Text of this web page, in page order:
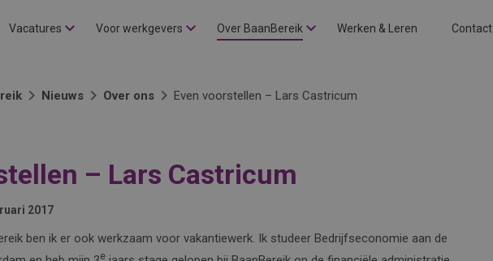
Vacatures Voor werkgevers Over BaanBereik Werken & Leren Contact
Nieuws Over ons Even voorstellen – Lars Castricum
– Lars Castricum
2017
ben ik er ook werkzaam voor vakantiewerk. Ik studeer Bedrijfseconomie aan de
e